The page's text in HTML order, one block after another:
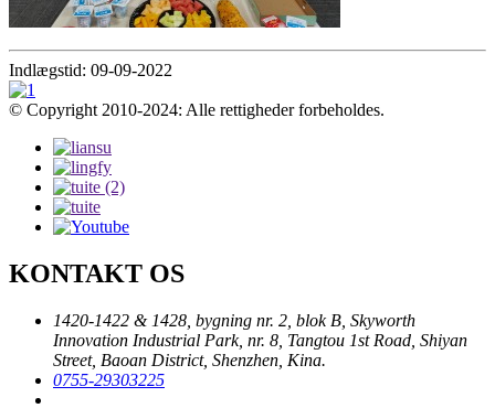
Indlægstid: 09-09-2022
© Copyright 2010-2024: Alle rettigheder forbeholdes.
KONTAKT OS
1420-1422 & 1428, bygning nr. 2, blok B, Skyworth
Innovation Industrial Park, nr. 8, Tangtou 1st Road, Shiyan
Street, Baoan District, Shenzhen, Kina.
0755-29303225